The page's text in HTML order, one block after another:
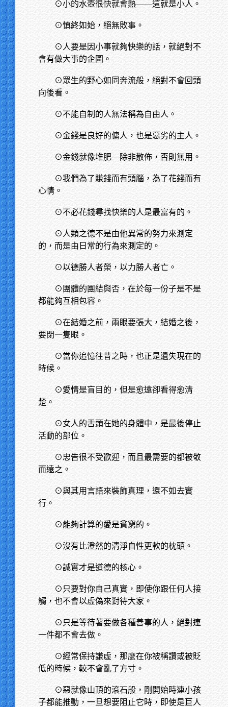
⊙小的水壺很快就會熱——這就是小人。
⊙慎終如始，絕無敗事。
⊙人要是因小事就夠快樂的話，就絕對不
會有做大事的企圖。
⊙眾生的野心如同奔流般，絕對不會回頭
向後看。
⊙不能自制的人無法稱為自由人。
⊙金錢是良好的傭人，也是惡劣的主人。
⊙金錢就像堆肥—除非散佈，否則無用。
⊙我們為了賺錢而有頭腦，為了花錢而有
心情。
⊙不必花錢尋找快樂的人是最富有的。
⊙人類之德不是由他異常的努力來測定
的，而是由日常的行為來測定的。
⊙以德勝人者榮，以力勝人者亡。
⊙團體的團結與否，在於每一份子是不是
都能夠互相包容。
⊙在結婚之前，兩眼要張大，結婚之後，
要閉一隻眼。
⊙當你追憶往昔之時，也正是遺失現在的
時候。
⊙愛情是盲目的，但是愈遠卻看得愈清
楚。
⊙女人的舌頭在她的身體中，是最後停止
活動的部位。
⊙忠告很不受歡迎，而且最需要的都被敬
而遠之。
⊙與其用言語來裝飾真理，還不如去實
行。
⊙能夠計算的愛是貧窮的。
⊙沒有比澄然的清淨自性更軟的枕頭。
⊙誠實才是道德的核心。
⊙只要對你自己真實，即使你跟任何人接
觸，也不會以虛偽來對待大家。
⊙只是等待著要做各種善事的人，絕對連
一件都不會去做。
⊙經常保持謙虛，那麼在你被稱讚或被貶
低的時候，較不會亂了方寸。
⊙惡就像山頂的滾石般，剛開始時連小孩
子都能推動，一旦想要阻止它時，即使是巨人